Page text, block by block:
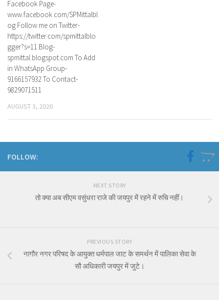
Facebook Page-
www.facebook.com/SPMittalbl
og Follow me on Twitter-
https://twitter.com/spmittalblo
gger?s=11 Blog-
spmittal.blogspot.com To Add
in WhatsApp Group-
9166157932 To Contact-
9829071511
AUGUST 3, 2026
FOLLOW:
NEXT STORY
तो क्या अब सीएम वसुंधरा राजे की जयपुर में रहने में रुचि नहीं।
PREVIOUS STORY
नागौर नगर परिषद के आयुक्त धर्मपाल जाट के समर्थन में पालिका सेवा के
सौ अधिकारी जयपुर में जुटे।